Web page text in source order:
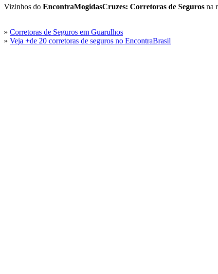
Vizinhos do EncontraMogidasCruzes: Corretoras de Seguros na
» Corretoras de Seguros em Guarulhos
» Veja +de 20 corretoras de seguros no EncontraBrasil